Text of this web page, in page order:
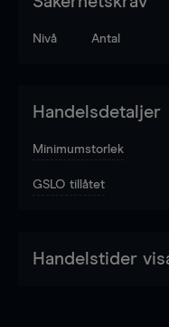
Nivå Antal
Handelsdetaljer
Minimumstorlek
GSLO tillåtet
Handelstider